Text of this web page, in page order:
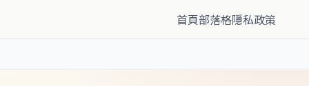
首頁部落格隱私政策